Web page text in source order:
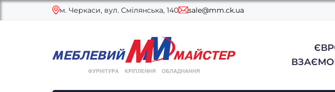
м. Черкаси, вул. Смілянська, 140 sale@mm.ck.ua